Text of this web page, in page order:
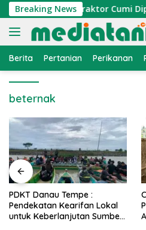
Langsung
ke
konten
Breaking News
Nelayan, Atraktor Cumi
Berita Pertanian Perikanan
beternak
PDKT Danau Tempe :
Pendekatan Kearifan Lokal
untuk Keberlanjutan Sumber